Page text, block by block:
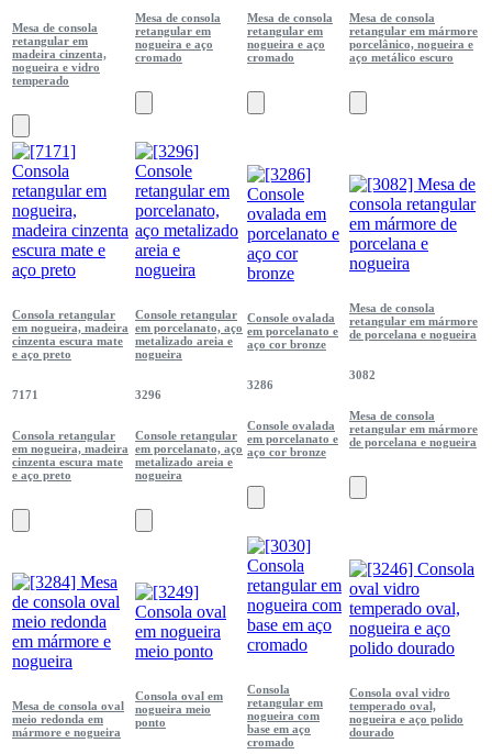
Mesa de consola
retangular em
madeira cinzenta,
nogueira e vidro
temperado
Mesa de consola
retangular em
nogueira e aço
cromado
Mesa de consola
retangular em
nogueira e aço
cromado
Mesa de consola
retangular em mármore
porcelânico, nogueira e
aço metálico escuro
Consola retangular
em nogueira, madeira
cinzenta escura mate
e aço preto
7171
Consola retangular
em nogueira, madeira
cinzenta escura mate
e aço preto
Console retangular
em porcelanato, aço
metalizado areia e
nogueira
3296
Console retangular
em porcelanato, aço
metalizado areia e
nogueira
Console ovalada
em porcelanato e
aço cor bronze
3286
Console ovalada
em porcelanato e
aço cor bronze
Mesa de consola
retangular em mármore
de porcelana e nogueira
3082
Mesa de consola
retangular em mármore
de porcelana e nogueira
Mesa de consola oval
meio redonda em
mármore e nogueira
Consola oval em
nogueira meio
ponto
Consola
retangular em
nogueira com
base em aço
cromado
Consola oval vidro
temperado oval,
nogueira e aço polido
dourado